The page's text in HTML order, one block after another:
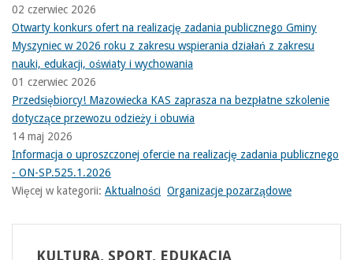
02 czerwiec 2026
Otwarty konkurs ofert na realizację zadania publicznego Gminy
Myszyniec w 2026 roku z zakresu wspierania działań z zakresu
nauki, edukacji, oświaty i wychowania
01 czerwiec 2026
Przedsiębiorcy! Mazowiecka KAS zaprasza na bezpłatne szkolenie
dotyczące przewozu odzieży i obuwia
14 maj 2026
Informacja o uproszczonej ofercie na realizację zadania publicznego
- ON-SP.525.1.2026
Więcej w kategorii: Aktualności Organizacje pozarządowe
KULTURA, SPORT, EDUKACJA